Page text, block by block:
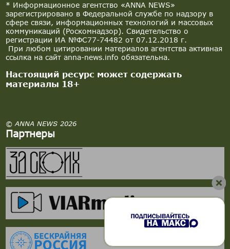
* Информационное агентство «ANNA NEWS»
зарегистрировано в Федеральной службе по надзору в
сфере связи, информационных технологий и массовых
коммуникаций (Роскомнадзор). Свидетельство о
регистрации ИА №ФС77-74482 от 07.12.2018 г.
При любом цитировании материалов агентства активная
ссылка на сайт anna-news.info обязательна.
Настоящий ресурс может содержать
материалы 18+
© ANNA NEWS 2026
Партнеры